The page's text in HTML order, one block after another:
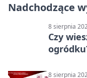
Nadchodzące
8 sierpnia
Czy
8 sierpnia